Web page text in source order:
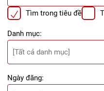
Tìm trong tiêu đề
Danh mục:
Ngày đăng: